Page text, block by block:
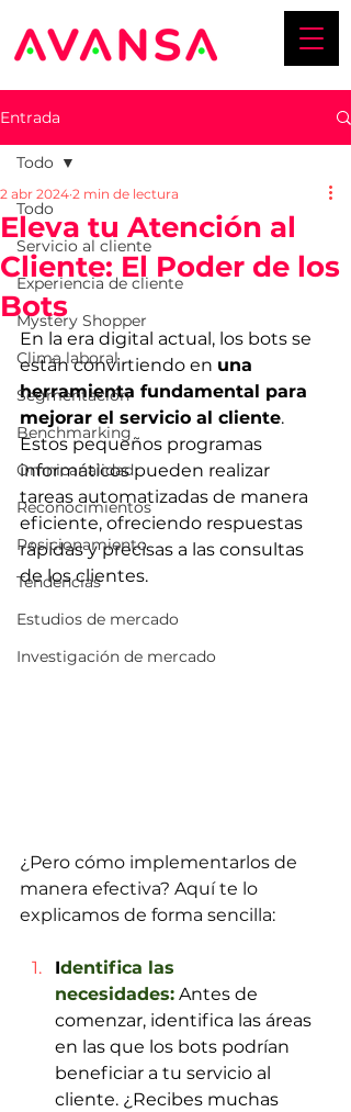
Entrada
Todo
Servicio al cliente
Experiencia de cliente
Mystery Shopper
Clima laboral
Segmentación
Benchmarking
Omnicanalidad
Reconocimientos
Posicionamiento
Tendencias
Estudios de mercado
Investigación de mercado
Todo
Eleva tu Atención al
Cliente: El Poder de los
Bots
2 abr 2024 2 min de lectura
En la era digital actual, los bots se
están convirtiendo en una
herramienta fundamental para
mejorar el servicio al cliente.
Estos pequeños programas
informáticos pueden realizar
tareas automatizadas de manera
eficiente, ofreciendo respuestas
rápidas y precisas a las consultas
de los clientes.
¿Pero cómo implementarlos de
manera efectiva? Aquí te lo
explicamos de forma sencilla:
Identifica las
necesidades: Antes de
comenzar, identifica las áreas
en las que los bots podrían
beneficiar a tu servicio al
cliente. ¿Recibes muchas